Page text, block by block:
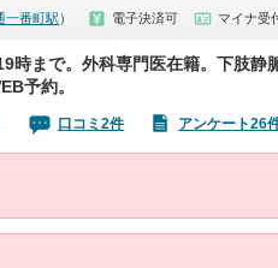
一番町駅 ） 電子決済可 マイナ受
時まで。外科専門医在籍。下肢静
予約。
口コミ2件 アンケート26